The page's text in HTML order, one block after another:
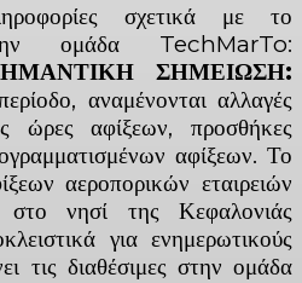
σχετικά με το
ομάδα TechMarTo:
ΣΗΜΕΙΩΣΗ:
αναμένονται αλλαγές
ώρες αφίξεων, προσθήκες
αφίξεων. Το
αεροπορικών εταιρειών
στο νησί της Κεφαλονιάς
για ενημερωτικούς
τις διαθέσιμες στην ομάδα